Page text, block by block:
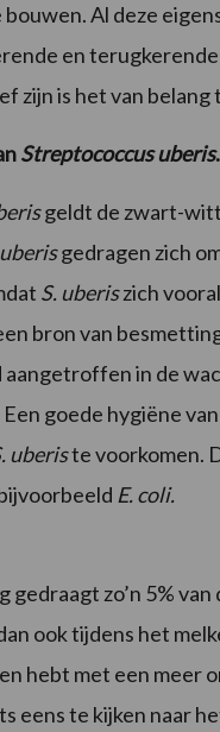
bouwen. Al deze
en
zijn is het van
Streptococcus uberis.
geldt de zwart-
gedragen zich
S. uberiszich
bron van
in de
goede hygiëne
uberiste voorkomen.
E. coli.
gedraagt zo’n 5% van
ook tijdens het
hebt met een meer
eens te kijken naar